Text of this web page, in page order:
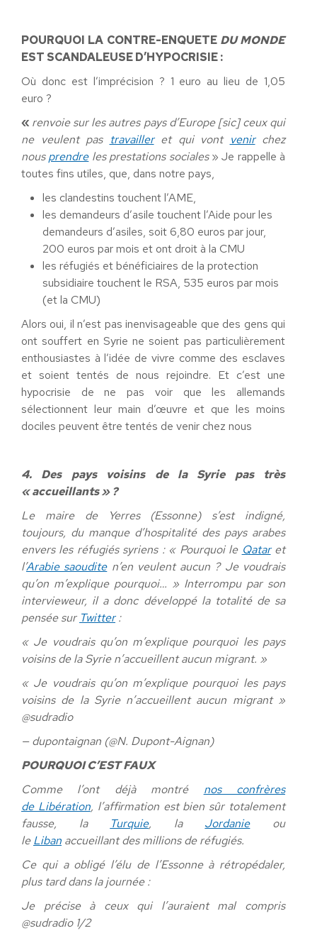
POURQUOI LA CONTRE-ENQUETE DU MONDE
EST SCANDALEUSE D’HYPOCRISIE :
Où donc est l’imprécision ? 1 euro au lieu de 1,05
euro ?
« renvoie sur les autres pays d’Europe [sic] ceux qui
ne veulent pas travailleret qui vont venirchez
nousprendreles prestations sociales» Je rappelle à
toutes fins utiles, que, dans notre pays,
les clandestins touchent l’AME,
les demandeurs d’asile touchent l’Aide pour les
demandeurs d’asiles, soit 6,80 euros par jour,
200 euros par mois et ont droit à la CMU
les réfugiés et bénéficiaires de la protection
subsidiaire touchent le RSA, 535 euros par mois
(et la CMU)
Alors oui, il n’est pas inenvisageable que des gens qui
ont souffert en Syrie ne soient pas particulièrement
enthousiastes à l’idée de vivre comme des esclaves
et soient tentés de nous rejoindre. Et c’est une
hypocrisie de ne pas voir que les allemands
sélectionnent leur main d’œuvre et que les moins
dociles peuvent être tentés de venir chez nous
4. Des pays voisins de la Syrie pas très
« accueillants » ?
Le maire de Yerres (Essonne) s’est indigné,
toujours, du manque d’hospitalité des pays arabes
envers les réfugiés syriens : « Pourquoi le Qataret
l’Arabie saouditen’en veulent aucun ? Je voudrais
qu’on m’explique pourquoi… » Interrompu par son
intervieweur, il a donc développé la totalité de sa
pensée sur Twitter:
« Je voudrais qu’on m’explique pourquoi les pays
voisins de la Syrie n’accueillent aucun migrant. »
« Je voudrais qu’on m’explique pourquoi les pays
voisins de la Syrie n’accueillent aucun migrant »
@sudradio
— dupontaignan (@N. Dupont-Aignan)
POURQUOI C’EST FAUX
Comme l’ont déjà montré nos confrères
de Libération, l’affirmation est bien sûr totalement
fausse, la
Turquie, la Jordanieou
leLiban accueillant des millions de réfugiés.
Ce qui a obligé l’élu de l’Essonne à rétropédaler,
plus tard dans la journée :
Je précise à ceux qui l’auraient mal compris
@sudradio 1/2